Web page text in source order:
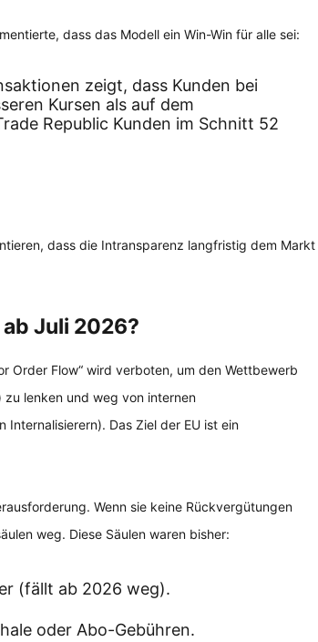
dass das Modell ein Win-Win für alle sei:
zeigt, dass Kunden bei
Kursen als auf dem
Republic Kunden im Schnitt 52
dass die Intransparenz langfristig dem Markt
Juli 2026?
Order Flow“ wird verboten, um den Wettbewerb
zu lenken und weg von internen
Internalisierern). Das Ziel der EU ist ein
Wenn sie keine Rückvergütungen
weg. Diese Säulen waren bisher:
(fällt ab 2026 weg).
oder Abo-Gebühren.